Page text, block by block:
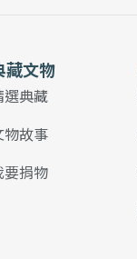
藏文物
選典藏
物故事
要捐物